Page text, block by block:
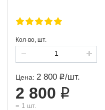
Кол-во, шт.
Цена: 2 800 /шт.
2 800
= 1 шт.